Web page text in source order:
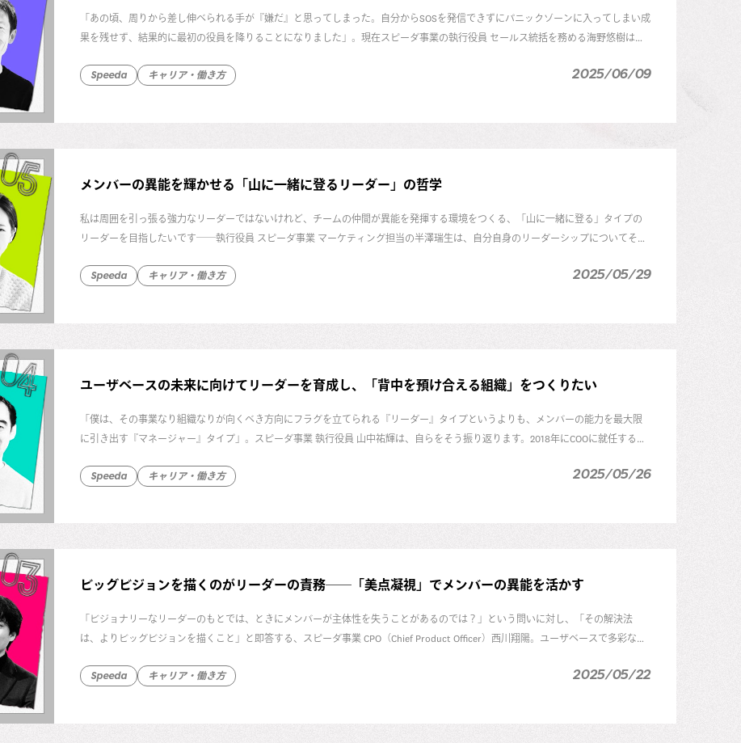
「あの頃、周りから差し伸べられる手が『嫌だ』と思ってしまった。自分からSOSを発信できずにパニックゾーンに入ってしまい成
果を残せず、結果的に最初の役員を降りることになりました」。現在スピーダ事業の執行役員 セールス統括を務める海野悠樹は、
たのでしょうか。海野にじっくり話を聞きました。
Speeda キャリア・働き方 2025/06/09
メンバーの異能を輝かせる「山に一緒に登るリーダー」の哲学
私は周囲を引っ張る強力なリーダーではないけれど、チームの仲間が異能を発揮する環境をつくる、「山に一緒に登る」タイプの
リーダーを目指したいです──執行役員 スピーダ事業 マーケティング担当の半澤瑞生は、自分自身のリーダーシップについてそう
の取り組みついてインタビューしました。
Speeda キャリア・働き方 2025/05/29
ユーザベースの未来に向けてリーダーを育成し、「背中を預け合える組織」をつくりたい
「僕は、その事業なり組織なりが向くべき方向にフラグを立てられる『リーダー』タイプというよりも、メンバーの能力を最大限
に引き出す『マネージャー』タイプ」。スピーダ事業 執行役員 山中祐輝は、自らをそう振り返ります。2018年にCOOに就任する
についてじっくり聞きました。
Speeda キャリア・働き方 2025/05/26
ビッグビジョンを描くのがリーダーの責務──「美点凝視」でメンバーの異能を活かす
「ビジョナリーなリーダーのもとでは、ときにメンバーが主体性を失うことがあるのでは？」という問いに対し、「その解決法
は、よりビッグビジョンを描くこと」と即答する、スピーダ事業 CPO（Chief Product Officer）西川翔陽。ユーザベースで多彩なキ
Speeda キャリア・働き方 2025/05/22